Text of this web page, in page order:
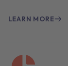
LEARN MORE